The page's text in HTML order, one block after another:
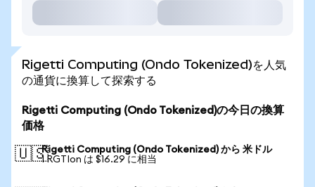
Rigetti Computing (Ondo Tokenized)を人気
の通貨に換算して探索する
Rigetti Computing (Ondo Tokenized)の今日の換算
価格
🇺🇸Rigetti Computing (Ondo Tokenized) から 米ドル
1 RGTIon は $16.29 に相当